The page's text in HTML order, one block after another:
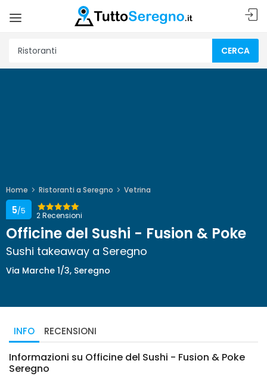
CERCA
Home Ristoranti a Seregno Vetrina
2 Recensioni
5/5
Officine del Sushi - Fusion & Poke
Sushi takeaway a Seregno
Via Marche 1/3, Seregno
INFO RECENSIONI
Informazioni su Officine del Sushi - Fusion & Poke
Seregno